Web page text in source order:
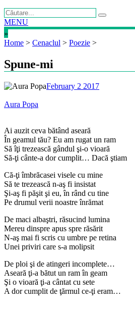
MENU
»
Home > Cenaclul > Poezie >
Spune-mi
February 2 2017
Aura Popa
Ai auzit ceva bătând aseară
În geamul tău? Eu am rugat un ram
Să îţi trezească gândul şi-o vioară
Să-ţi cânte-a dor cumplit… Dacă ştiam
Că-ţi îmbrăcasei visele cu mine
Să te trezească n-aş fi insistat
Şi-aş fi păşit şi eu, în rând cu tine
Pe drumul verii noastre înrămat
De maci albaştri, răsucind lumina
Mereu dinspre apus spre răsărit
N-aş mai fi scris cu umbre pe retina
Unei priviri care s-a molipsit
De ploi şi de atingeri incomplete…
Aseară ţi-a bătut un ram în geam
Şi o vioară ţi-a cântat cu sete
A dor cumplit de ţărmul ce-ţi eram…